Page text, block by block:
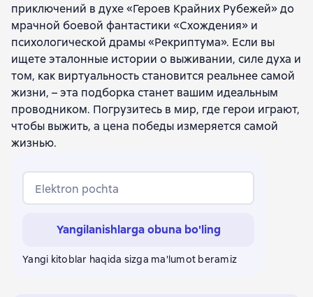
приключений в духе «Героев Крайних Рубежей» до
мрачной боевой фантастики «Схождения» и
психологической драмы «Рекриптума». Если вы
ищете эталонные истории о выживании, силе духа и
том, как виртуальность становится реальнее самой
жизни, – эта подборка станет вашим идеальным
проводником. Погрузитесь в мир, где герои играют,
чтобы выжить, а цена победы измеряется самой
жизнью.
Elektron pochta
Yangilanishlarga obuna bo'ling
Yangi kitoblar haqida sizga ma'lumot beramiz